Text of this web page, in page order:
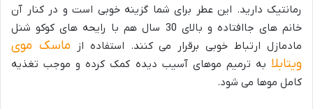
رمانتیک دارید. این عطر برای شما گزینه خوبی است و در کنار آن
خانم های جاافتاده و بالای 30 سال هم با رایحه های کوکو شنل
مادمازل ارتباط خوبی برقرار می کنند. استفاده از ماسک موی
ویتابلا به ترمیم موهای آسیب دیده کمک کرده و موجب تغذیه
کامل موها می شود.